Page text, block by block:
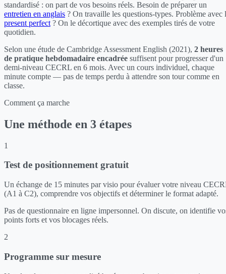
standardisé : on part de vos besoins réels. Besoin de préparer un
entretien en anglais ? On travaille les questions-types. Problème avec
present perfect ? On le décortique avec des exemples tirés de votre
quotidien.
Selon une étude de Cambridge Assessment English (2021), 2 heures
de pratique hebdomadaire encadrée suffisent pour progresser d'un
demi-niveau CECRL en 6 mois. Avec un cours individuel, chaque
minute compte — pas de temps perdu à attendre son tour comme en
classe.
Comment ça marche
Une méthode en 3 étapes
1
Test de positionnement gratuit
Un échange de 15 minutes par visio pour évaluer votre niveau
(A1 à C2), comprendre vos objectifs et déterminer le format adapté.
Pas de questionnaire en ligne impersonnel. On discute, on identifie
points forts et vos blocages réels.
2
Programme sur mesure